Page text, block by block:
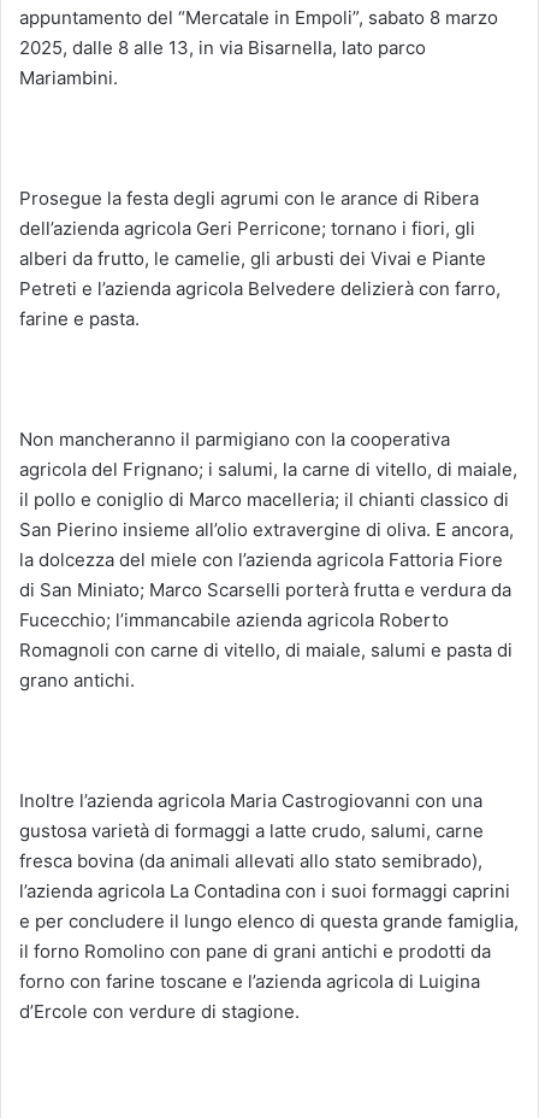
appuntamento del “Mercatale in Empoli”, sabato 8 marzo
2025, dalle 8 alle 13, in via Bisarnella, lato parco
Mariambini.
Prosegue la festa degli agrumi con le arance di Ribera
dell’azienda agricola Geri Perricone; tornano i fiori, gli
alberi da frutto, le camelie, gli arbusti dei Vivai e Piante
Petreti e l’azienda agricola Belvedere delizierà con farro,
farine e pasta.
Non mancheranno il parmigiano con la cooperativa
agricola del Frignano; i salumi, la carne di vitello, di maiale,
il pollo e coniglio di Marco macelleria; il chianti classico di
San Pierino insieme all’olio extravergine di oliva. E ancora,
la dolcezza del miele con l’azienda agricola Fattoria Fiore
di San Miniato; Marco Scarselli porterà frutta e verdura da
Fucecchio; l’immancabile azienda agricola Roberto
Romagnoli con carne di vitello, di maiale, salumi e pasta di
grano antichi.
Inoltre l’azienda agricola Maria Castrogiovanni con una
gustosa varietà di formaggi a latte crudo, salumi, carne
fresca bovina (da animali allevati allo stato semibrado),
l’azienda agricola La Contadina con i suoi formaggi caprini
e per concludere il lungo elenco di questa grande famiglia,
il forno Romolino con pane di grani antichi e prodotti da
forno con farine toscane e l’azienda agricola di Luigina
d’Ercole con verdure di stagione.